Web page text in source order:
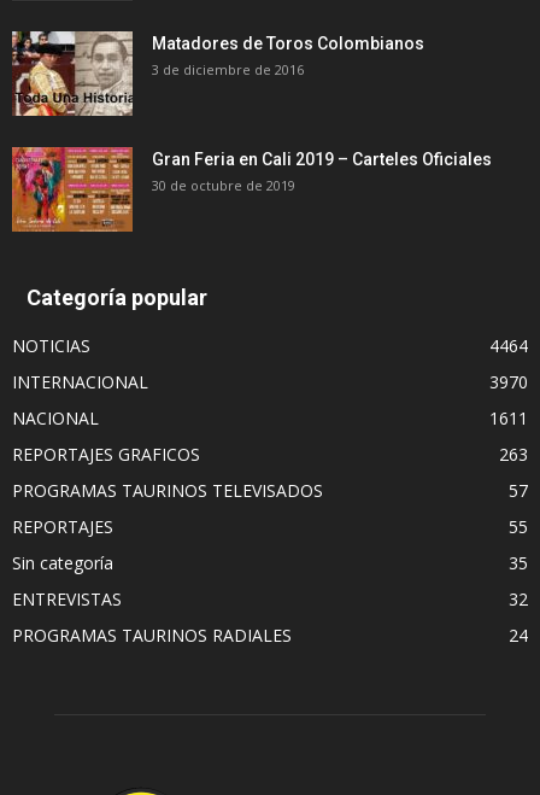
Matadores de Toros Colombianos
3 de diciembre de 2016
Gran Feria en Cali 2019 – Carteles Oficiales
30 de octubre de 2019
Categoría popular
NOTICIAS
4464
INTERNACIONAL
3970
NACIONAL
1611
REPORTAJES GRAFICOS
263
PROGRAMAS TAURINOS TELEVISADOS
57
REPORTAJES
55
Sin categoría
35
ENTREVISTAS
32
PROGRAMAS TAURINOS RADIALES
24